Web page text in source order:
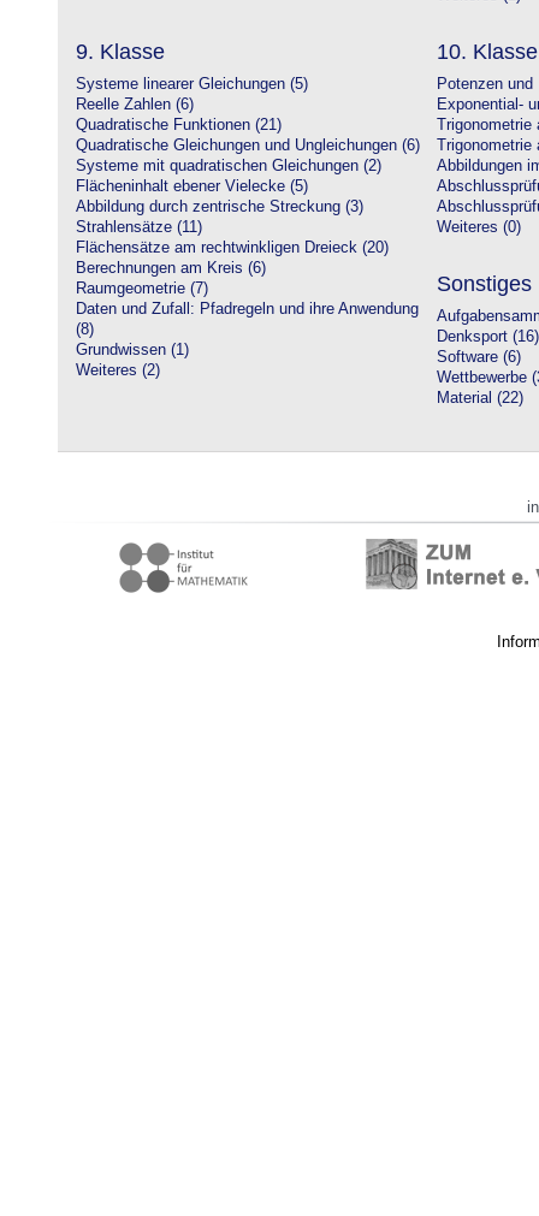
9. Klasse
Systeme linearer Gleichungen (5)
Reelle Zahlen (6)
Quadratische Funktionen (21)
Quadratische Gleichungen und Ungleichungen (6)
Systeme mit quadratischen Gleichungen (2)
Flächeninhalt ebener Vielecke (5)
Abbildung durch zentrische Streckung (3)
Strahlensätze (11)
Flächensätze am rechtwinkligen Dreieck (20)
Berechnungen am Kreis (6)
Raumgeometrie (7)
Daten und Zufall: Pfadregeln und ihre Anwendung
(8)
Grundwissen (1)
Weiteres (2)
10. Klasse
Potenzen
Exponential-
Abbildungen
Weiteres (0)
Sonstiges
Denksport (16)
Software (6)
Wettbewerbe
Material (22)